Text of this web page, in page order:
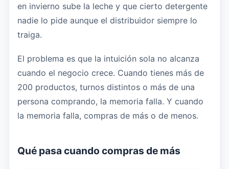
en invierno sube la leche y que cierto detergente
nadie lo pide aunque el distribuidor siempre lo
traiga.
El problema es que la intuición sola no alcanza
cuando el negocio crece. Cuando tienes más de
200 productos, turnos distintos o más de una
persona comprando, la memoria falla. Y cuando
la memoria falla, compras de más o de menos.
Qué pasa cuando compras de más